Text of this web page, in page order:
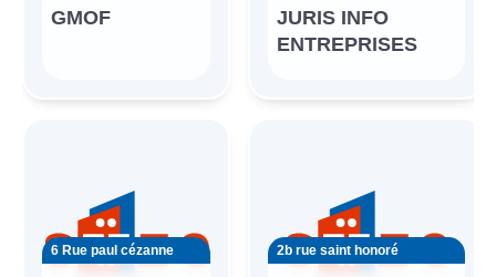
GMOF
JURIS INFO
ENTREPRISES
6 Rue paul cézanne 2b rue saint honoré